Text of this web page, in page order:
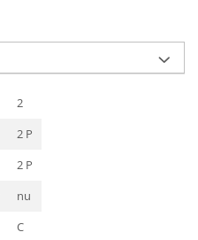
2
2 P
2 P
nu
C